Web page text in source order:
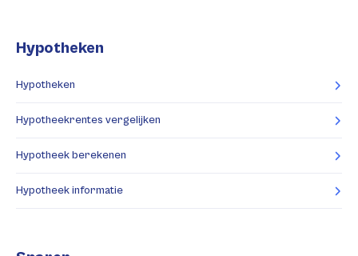
Hypotheken
Hypotheken
Hypotheekrentes vergelijken
Hypotheek berekenen
Hypotheek informatie